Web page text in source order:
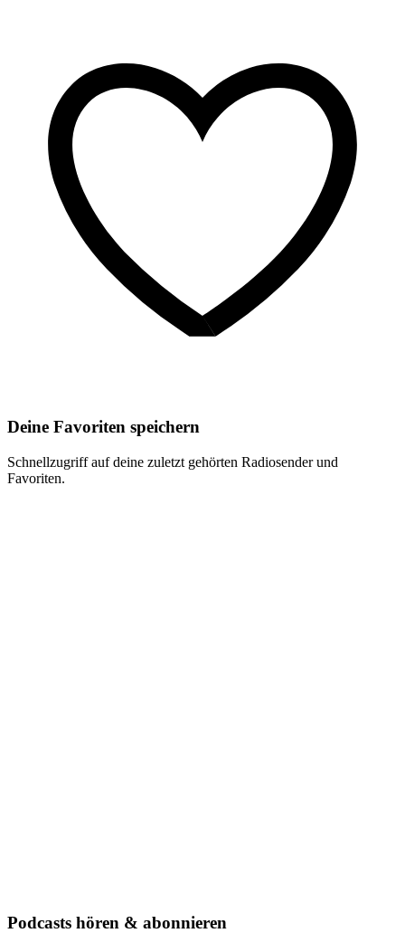
Deine Favoriten speichern
Schnellzugriff auf deine zuletzt gehörten Radiosender und
Favoriten.
Podcasts hören & abonnieren